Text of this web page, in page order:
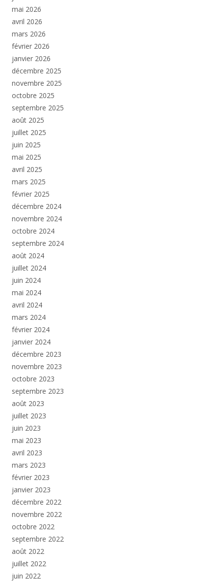
mai 2026
avril 2026
mars 2026
février 2026
janvier 2026
décembre 2025
novembre 2025
octobre 2025
septembre 2025
août 2025
juillet 2025
juin 2025
mai 2025
avril 2025
mars 2025
février 2025
décembre 2024
novembre 2024
octobre 2024
septembre 2024
août 2024
juillet 2024
juin 2024
mai 2024
avril 2024
mars 2024
février 2024
janvier 2024
décembre 2023
novembre 2023
octobre 2023
septembre 2023
août 2023
juillet 2023
juin 2023
mai 2023
avril 2023
mars 2023
février 2023
janvier 2023
décembre 2022
novembre 2022
octobre 2022
septembre 2022
août 2022
juillet 2022
juin 2022